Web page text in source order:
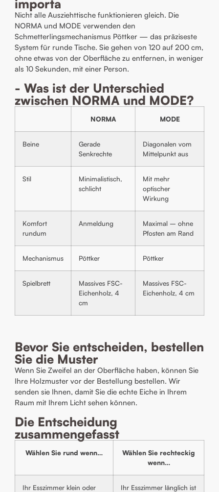
importa
Nicht alle Ausziehttische funktionieren gleich. Die
NORMA und MODE verwenden den
Schmetterlingsmechanismus Pöttker — das präziseste
System für runde Tische. Sie gehen von 120 auf 200 cm,
ohne etwas von der Oberfläche zu entfernen, in weniger
als 10 Sekunden, mit einer Person.
- Was ist der Unterschied
zwischen NORMA und MODE?
NORMA MODE
Beine
Gerade
Senkrechte
Diagonalen vom
Mittelpunkt aus
Stil
Minimalistisch,
schlicht
Mit mehr
optischer
Wirkung
Komfort
rundum
Anmeldung
Maximal – ohne
Pfosten am Rand
Mechanismus Pöttker Pöttker
Spielbrett
Massives FSC-
Eichenholz, 4
cm
Massives FSC-
Eichenholz, 4 cm
Bevor Sie entscheiden, bestellen
Sie die Muster
Wenn Sie Zweifel an der Oberfläche haben, können Sie
Ihre Holzmuster vor der Bestellung bestellen. Wir
senden sie Ihnen, damit Sie die echte Eiche in Ihrem
Raum mit Ihrem Licht sehen können.
Die Entscheidung
zusammengefasst
Wählen Sie rund wenn…
Wählen Sie rechteckig
wenn…
Ihr Esszimmer klein oder
Ihr Esszimmer länglich ist